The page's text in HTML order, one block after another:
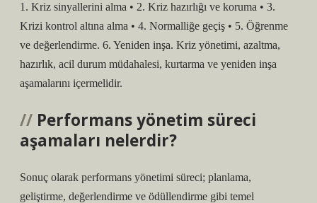
1. Kriz sinyallerini alma • 2. Kriz hazırlığı ve koruma • 3.
Krizi kontrol altına alma • 4. Normalliğe geçiş • 5. Öğrenme
ve değerlendirme. 6. Yeniden inşa. Kriz yönetimi, azaltma,
hazırlık, acil durum müdahalesi, kurtarma ve yeniden inşa
aşamalarını içermelidir.
Performans yönetim süreci
aşamaları nelerdir?
Sonuç olarak performans yönetimi süreci; planlama,
geliştirme, değerlendirme ve ödüllendirme gibi temel